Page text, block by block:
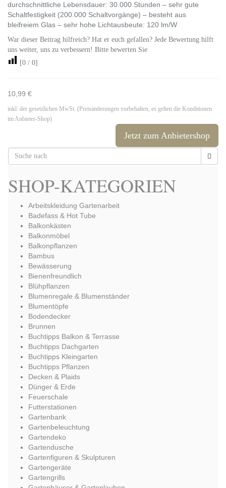
durchschnittliche Lebensdauer: 30.000 Stunden – sehr gute
Schaltfestigkeit (200.000 Schaltvorgänge) – besteht aus
bleifreiem Glas – sehr hohe Lichtausbeute: 120 lm/W
War dieser Beitrag hilfreich? Hat er euch gefallen? Jede Bewertung hilft
uns weiter, uns zu verbessern! Bitte bewerten Sie
[0 / 0]
10,99 €
inkl. der gesetzlichen MwSt. (Preisänderungen vorbehalten, es gelten die Konditionen
im Anbieter-Shop)
Jetzt zum Anbietershop
SHOP-KATEGORIEN
Arbeitskleidung Gartenarbeit
Badefass & Hot Tube
Balkonkästen
Balkonmöbel
Balkonpflanzen
Bambus
Bewässerung
Bienenfreundlich
Blühpflanzen
Blumenregale & Blumenständer
Blumentöpfe
Bodendecker
Brunnen
Buchtipps Balkon & Terrasse
Buchtipps Dachgarten
Buchtipps Kleingarten
Buchtipps Pflanzen
Decken & Plaids
Dünger & Erde
Feuerschale
Futterstationen
Gartenbank
Gartenbeleuchtung
Gartendeko
Gartendusche
Gartenfiguren & Skulpturen
Gartengeräte
Gartengrills